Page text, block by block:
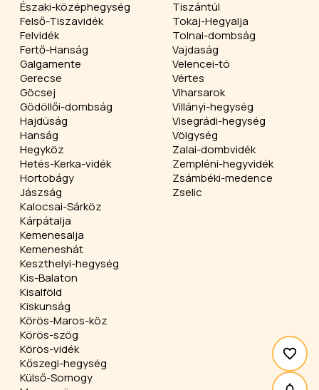
Északi-középhegység
Felső-Tiszavidék
Felvidék
Fertő-Hanság
Galgamente
Gerecse
Göcsej
Gödöllői-dombság
Hajdúság
Hanság
Hegyköz
Hetés-Kerka-vidék
Hortobágy
Jászság
Kalocsai-Sárköz
Kárpátalja
Kemenesalja
Kemeneshát
Keszthelyi-hegység
Kis-Balaton
Kisalföld
Kiskunság
Körös-Maros-köz
Körös-szög
Körös-vidék
Kőszegi-hegység
Külső-Somogy
Tiszántúl
Tokaj-Hegyalja
Tolnai-dombság
Vajdaság
Velencei-tó
Vértes
Viharsarok
Villányi-hegység
Visegrádi-hegység
Völgység
Zalai-dombvidék
Zempléni-hegyvidék
Zsámbéki-medence
Zselic